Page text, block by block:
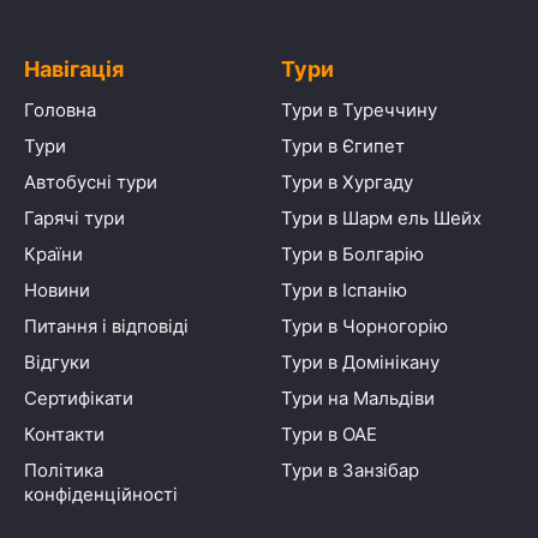
Навігація
Головна
Тури
Автобусні тури
Гарячі тури
Країни
Новини
Питання і відповіді
Відгуки
Сертифікати
Контакти
Політика
конфіденційності
Тури
Тури в Туреччину
Тури в Єгипет
Тури в Хургаду
Тури в Шарм ель Шейх
Тури в Болгарію
Тури в Іспанію
Тури в Чорногорію
Тури в Домінікану
Тури на Мальдіви
Тури в ОАЕ
Тури в Занзібар